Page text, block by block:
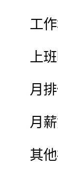
工
上
月
月
其